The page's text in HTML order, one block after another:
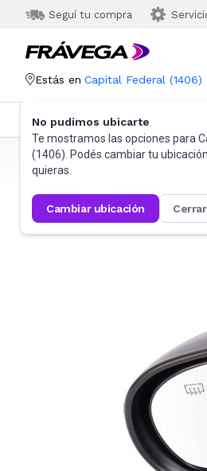
Seguí tu compra
Estás en Capital Federal (1406)
No pudimos ubicarte
Te mostramos las opciones para
(1406). Podés cambiar tu
quieras.
cambiar ubicación cerrar
Categorías Más Vendidos
Frávega Autos, Motos y Otros